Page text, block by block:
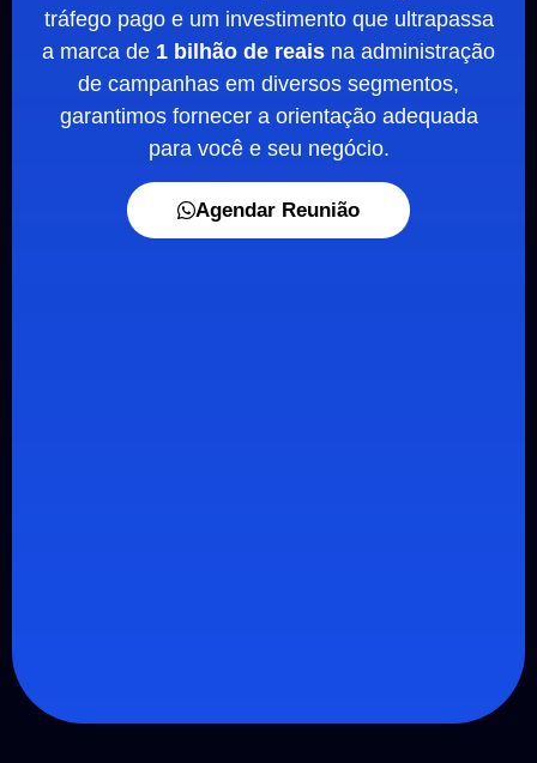
tráfego pago e um investimento que ultrapassa
a marca de 1 bilhão de reais na administração
de campanhas em diversos segmentos,
garantimos fornecer a orientação adequada
para você e seu negócio.
Agendar Reunião